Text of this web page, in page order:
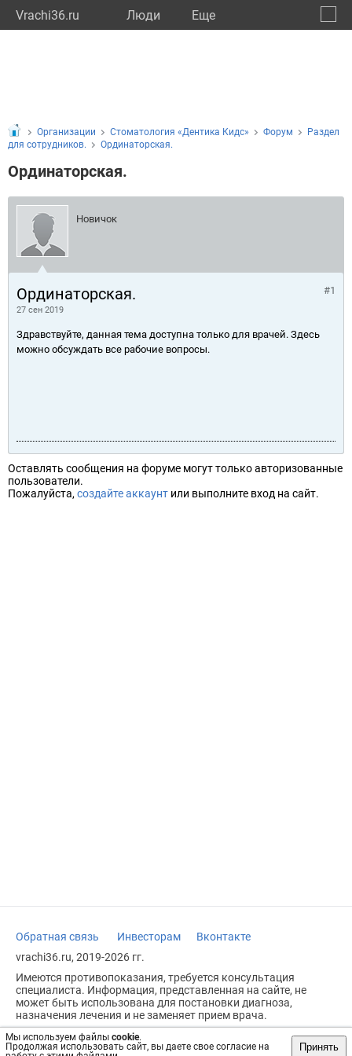
Vrachi36.ru Люди Eще
Мы используем файлы cookie.
Продолжая использовать сайт, вы даете свое согласие на
Принять
Организации Стоматология «Дентика Кидс» Форум
Раздел
для сотрудников.
Ординаторская.
Ординаторская.
Новичок
Ординаторская.
27 сен 2019
#1
Здравствуйте, данная тема доступна только для врачей. Здесь
можно обсуждать все рабочие вопросы.
Оставлять сообщения на форуме могут только авторизованные
пользователи.
Пожалуйста, создайте аккаунт или выполните вход на сайт.
Обратная связь Инвесторам
Вконтакте
vrachi36.ru, 2019-2026 гг.
Имеются противопоказания, требуется консультация
специалиста. Информация, представленная на сайте, не
может быть использована для постановки диагноза,
назначения лечения и не заменяет прием врача.
Возрастное ограничение: 18+